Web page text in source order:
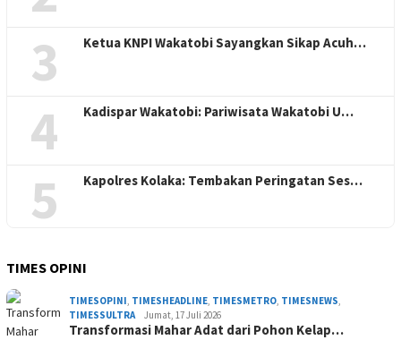
3 Ketua KNPI Wakatobi Sayangkan Sikap Acuh…
4 Kadispar Wakatobi: Pariwisata Wakatobi U…
5 Kapolres Kolaka: Tembakan Peringatan Ses…
TIMES OPINI
TIMESOPINI, TIMESHEADLINE, TIMESMETRO, TIMESNEWS,
TIMESSULTRA
Jumat, 17 Juli 2026
Transformasi Mahar Adat dari Pohon Kelap…